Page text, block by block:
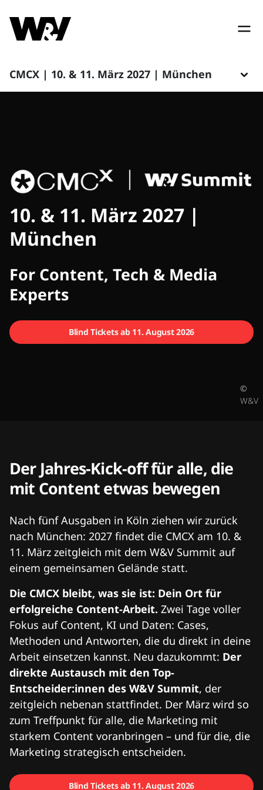
CMCX | 10. & 11. März 2027 | München
CMCX
10. & 11. März 2027 |
München
For Content, Tech & Media
Experts
Blind Tickets ab 11. August 2026
©
W&V
Der Jahres-Kick-off für alle, die
mit Content etwas bewegen
Nach fünf Ausgaben in Köln ziehen wir zurück
nach München: 2027 findet die CMCX am 10. &
11. März zeitgleich mit dem W&V Summit auf
einem gemeinsamen Gelände statt.
Die CMCX bleibt, was sie ist: Dein Ort für
erfolgreiche Content-Arbeit. Zwei Tage voller
Fokus auf Content, KI und Daten: Cases,
Methoden und Antworten, die du direkt in deine
Arbeit einsetzen kannst. Neu dazukommt: Der
direkte Austausch mit den Top-
Entscheider:innen des W&V Summit, der
zeitgleich nebenan stattfindet. Der März wird so
zum Treffpunkt für alle, die Marketing mit
starkem Content voranbringen – und für die, die
Marketing strategisch entscheiden.
Blind Tickets ab 11. August 2026